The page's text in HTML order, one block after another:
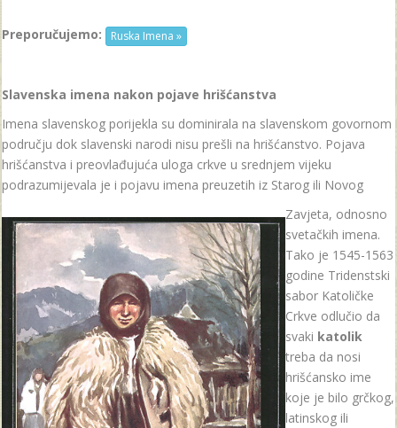
Preporučujemo: Ruska Imena »
Slavenska imena nakon pojave hrišćanstva
Imena slavenskog porijekla su dominirala na slavenskom govornom
području dok slavenski narodi nisu prešli na hrišćanstvo. Pojava
hrišćanstva i preovlađujuća uloga crkve u srednjem vijeku
podrazumijevala je i pojavu imena preuzetih iz Starog ili Novog
Zavjeta, odnosno
svetačkih imena.
Tako je 1545-1563
godine Tridenstski
sabor Katoličke
Crkve odlučio da
svaki katolik
treba da nosi
hrišćansko ime
koje je bilo grčkog,
latinskog ili